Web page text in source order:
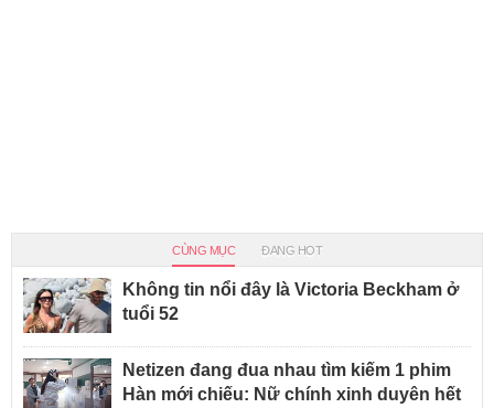
CÙNG MỤC ĐANG HOT
Không tin nổi đây là Victoria Beckham ở
tuổi 52
Netizen đang đua nhau tìm kiếm 1 phim
Hàn mới chiếu: Nữ chính xinh duyên hết